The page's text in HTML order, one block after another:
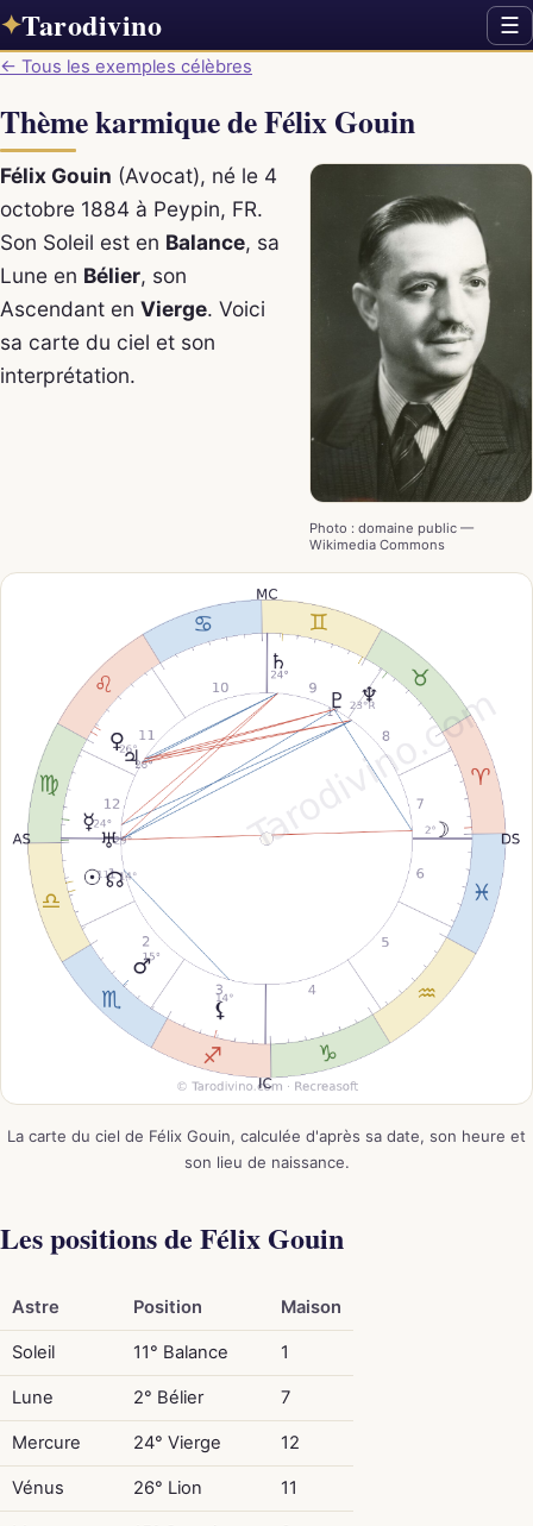
✦Tarodivino ☰
← Tous les exemples célèbres
Thème karmique de Félix Gouin
Photo : domaine public —
Wikimedia Commons
Félix Gouin (Avocat), né le 4
octobre 1884 à Peypin, FR.
Son Soleil est en Balance, sa
Lune en Bélier, son
Ascendant en Vierge. Voici
sa carte du ciel et son
interprétation.
La carte du ciel de Félix Gouin, calculée d'après sa date, son heure et
son lieu de naissance.
Les positions de Félix Gouin
Astre Position Maison
Soleil 11° Balance 1
Lune 2° Bélier 7
Mercure 24° Vierge 12
Vénus 26° Lion 11